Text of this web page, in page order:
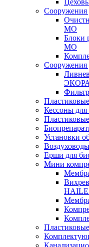
Сооружения
МО
Блоки
МО
Сооружения
ЭКОРА
Кессоны
Установки
Ерши для
Мини